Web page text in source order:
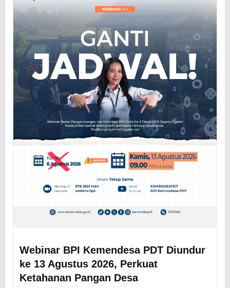
Webinar BPI Kemendesa PDT Diundur
ke 13 Agustus 2026, Perkuat
Ketahanan Pangan Desa